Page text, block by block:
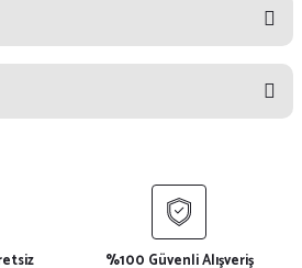
Yorum Yaz
öneri formunu kullanarak tarafımıza
ederiz.
%100 Güvenli Alışveriş